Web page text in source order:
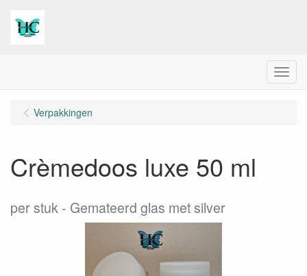
Menu
Verpakkingen
Crèmedoos luxe 50 ml
per stuk Gemateerd glas met silver